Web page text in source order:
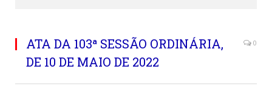
ATA DA 103ª SESSÃO ORDINÁRIA,
DE 10 DE MAIO DE 2022
0